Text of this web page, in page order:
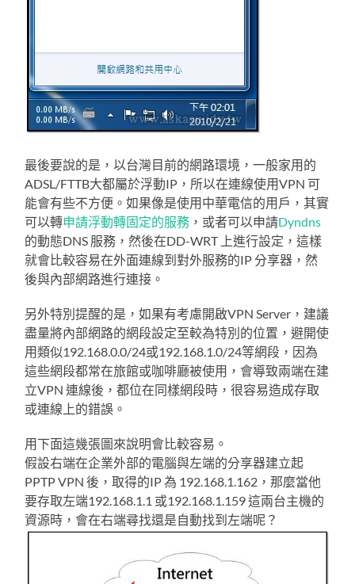
最後要說的是，以台灣目前的網路環境，一般家用的
ADSL/FTTB大都屬於浮動IP，所以在連線使用VPN 可
能會有些不方便。如果像是使用中華電信的用戶，其實
可以轉申請浮動轉固定的服務 ，或者可以申請Dyndns
的動態DNS 服務，然後在DD-WRT 上進行設定，這樣
就會比較容易在外面連線到對外服務的IP 分享器，然
後與內部網路進行連接。
另外特別提醒的是，如果有考慮開啟VPN Server，建議
盡量將內部網路的網段設定至較為特別的位置，避開使
用類似192.168.0.0/24或192.168.1.0/24等網段，因為
這些網段都常在旅館或咖啡廳被使用，會導致兩端在建
立VPN 連線後，都位在同樣網段時，很容易造成存取
或連線上的錯誤。
用下面這幾張圖來說明會比較容易。
假設右端在企業外部的電腦與左端的分享器建立起
PPTP VPN 後，取得的IP 為 192.168.1.162，那麼當他
要存取左端192.168.1.1 或192.168.1.159 這兩台主機的
資源時，會在右端尋找還是自動找到左端呢？